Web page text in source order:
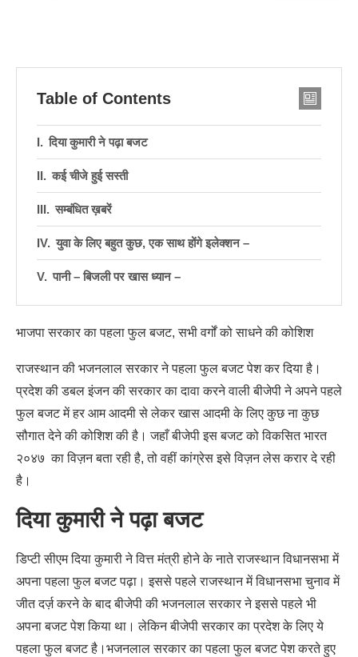
Table of Contents
दिया कुमारी ने पढ़ा बजट
कई चीजे हुई सस्ती
सम्बंधित ख़बरें
युवा के लिए बहुत कुछ, एक साथ होंगे इलेक्शन –
पानी – बिजली पर खास ध्यान –
भाजपा सरकार का पहला फुल बजट, सभी वर्गों को साधने की कोशिश
राजस्थान की भजनलाल सरकार ने पहला फुल बजट पेश कर दिया है।
प्रदेश की डबल इंजन की सरकार का दावा करने वाली बीजेपी ने अपने पहले
फुल बजट में हर आम आदमी से लेकर खास आदमी के लिए कुछ ना कुछ
सौगात देने की कोशिश की है। जहाँ बीजेपी इस बजट को विकसित भारत
२०४७ का विज़न बता रही है, तो वहीं कांग्रेस इसे विज़न लेस करार दे रही
है।
दिया कुमारी ने पढ़ा बजट
डिप्टी सीएम दिया कुमारी ने वित्त मंत्री होने के नाते राजस्थान विधानसभा में
अपना पहला फुल बजट पढ़ा। इससे पहले राजस्थान में विधानसभा चुनाव में
जीत दर्ज़ करने के बाद बीजेपी की भजनलाल सरकार ने इससे पहले भी
अपना बजट पेश किया था। लेकिन बीजेपी सरकार का प्रदेश के लिए ये
पहला फुल बजट है।भजनलाल सरकार का पहला फुल बजट पेश करते हुए